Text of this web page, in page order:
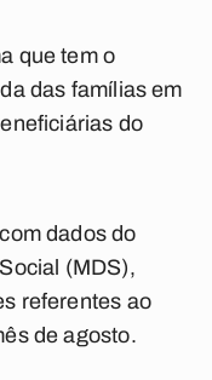
que tem o
das famílias em
do
dados do
(MDS),
referentes ao
de agosto.